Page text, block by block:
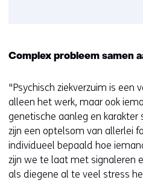
Complex probleem samen
"Psychisch ziekverzuim is een
alleen het werk, maar ook
genetische aanleg en karakter
zijn een optelsom van allerlei
individueel bepaald hoe
zijn we te laat met signaleren
als diegene al te veel stress